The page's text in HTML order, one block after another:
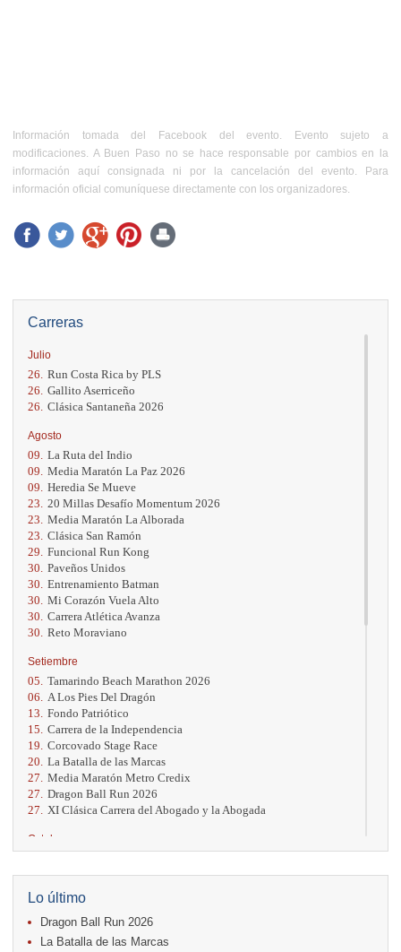
Carreras
Julio
26. Run Costa Rica by PLS
26. Gallito Aserriceño
26. Clásica Santaneña 2026
Agosto
09. La Ruta del Indio
09. Media Maratón La Paz 2026
09. Heredia Se Mueve
23. 20 Millas Desafío Momentum 2026
23. Media Maratón La Alborada
23. Clásica San Ramón
29. Funcional Run Kong
30. Paveños Unidos
30. Entrenamiento Batman
30. Mi Corazón Vuela Alto
30. Carrera Atlética Avanza
30. Reto Moraviano
Setiembre
05. Tamarindo Beach Marathon 2026
06.
A Los Pies Del Dragón
13. Fondo Patriótico
15. Carrera de la Independencia
19. Corcovado Stage Race
20. La Batalla de las Marcas
27. Media Maratón Metro Credix
27. Dragon Ball Run 2026
27.
XI Clásica Carrera del Abogado y la Abogada
Octubre
04. San Carlos Rosa
04.
Relevos Tres Ríos
04. Kilómetros Rosa
11. Run In The City
17. Caribe Paradise Run
Lo último
Dragon Ball Run 2026
La Batalla de las Marcas
Información tomada del Facebook del evento. Evento sujeto a
modificaciones. A Buen Paso no se hace responsable por cambios en la
información aquí consignada ni por la cancelación del evento. Para
información oficial comuníquese directamente con los organizadores.